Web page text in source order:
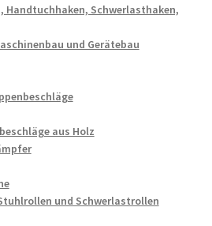
Handtuchhaken, Schwerlasthaken,
und Gerätebau
aus Holz
und Schwerlastrollen